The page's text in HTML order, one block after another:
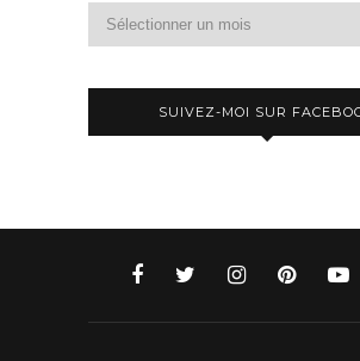
SUIVEZ-MOI SUR